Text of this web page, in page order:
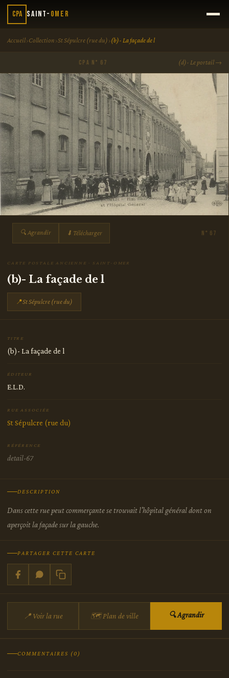
CPA Saint- Omer
Accueil›Collection ›St Sépulcre (rue du) ›(b)- La façade de l
CPA N° 67 (d)- Le portail →
🔍 Agrandir ⬇ Télécharger N° 67
CARTE POSTALE ANCIENNE · SAINT-OMER
(b)- La façade de l
📍St Sépulcre (rue du)
TITRE
(b)- La façade de l
ÉDITEUR
E.L.D.
RUE ASSOCIÉE
St Sépulcre (rue du)
RÉFÉRENCE
detail-67
DESCRIPTION
Dans cette rue peut commerçante se trouvait l'hôpital général dont on
aperçoit la façade sur la gauche.
PARTAGER CETTE CARTE
📍 Voir la rue 🗺 Plan de ville 🔍 Agrandir
COMMENTAIRES (0)